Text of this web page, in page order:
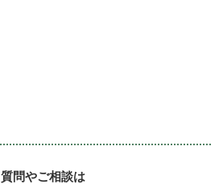
質問やご相談は